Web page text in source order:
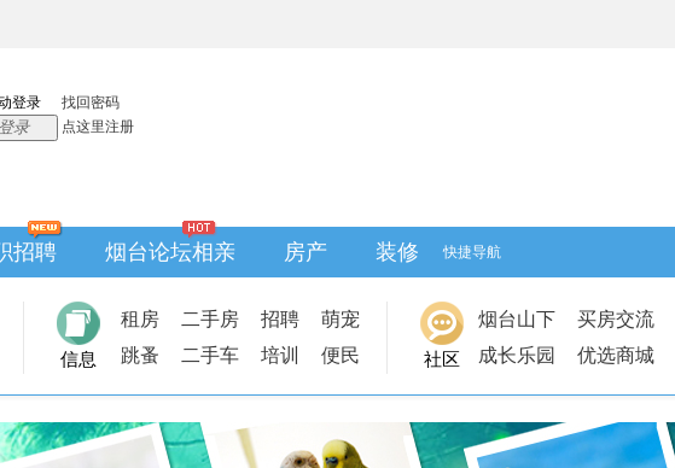
登录
找回密码
登录 点这里注册
招聘 烟台论坛相亲 房产 装修 快捷导航
信息
租房 二手房 招聘
萌宠
跳蚤
二手车 培训 便民 社区
烟台山下 买房交流
成长乐园
优选商城